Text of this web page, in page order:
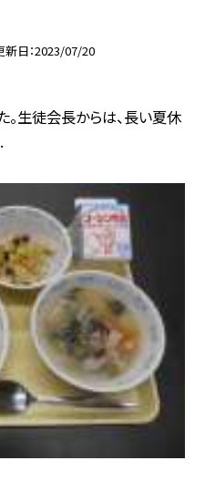
新日 2023/07/20
生徒会長からは、長い夏休